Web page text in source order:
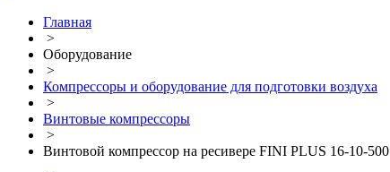
Главная
>
Оборудование
>
Компрессоры и оборудование для подготовки воздуха
>
Винтовые компрессоры
>
Винтовой компрессор на ресивере FINI PLUS 16-10-500